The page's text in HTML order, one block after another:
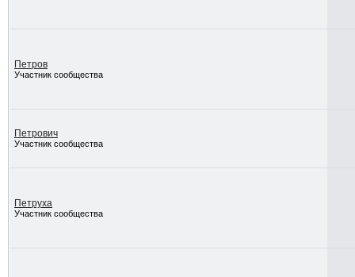
Петров
Участник сообщества
Петрович
Участник сообщества
Петруха
Участник сообщества